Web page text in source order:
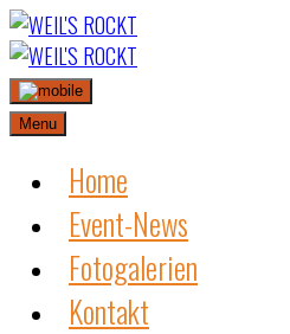
Skip
to
content
Menu
Home
Event-News
Fotogalerien
Kontakt